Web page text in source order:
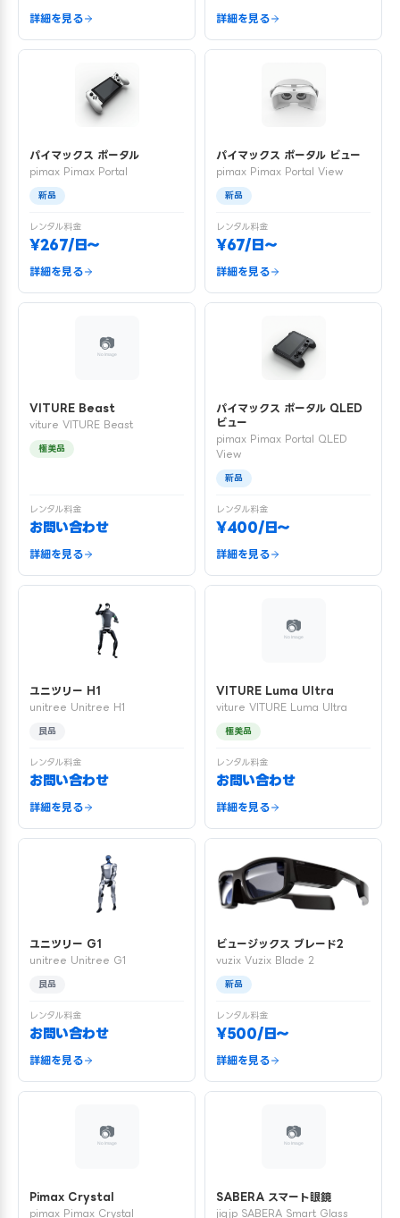
詳細を見る 詳細を見る
パイマックス ポータル
pimax Pimax Portal
新品
レンタル料金
¥267/日〜
詳細を見る
パイマックス ポータル ビュー
pimax Pimax Portal View
新品
レンタル料金
¥67/日〜
詳細を見る
VITURE Beast
viture VITURE Beast
極美品
レンタル料金
お問い合わせ
詳細を見る
パイマックス ポータル QLED
ビュー
pimax Pimax Portal QLED
View
新品
レンタル料金
¥400/日〜
詳細を見る
ユニツリー H1
unitree Unitree H1
良品
レンタル料金
お問い合わせ
詳細を見る
VITURE Luma Ultra
viture VITURE Luma Ultra
極美品
レンタル料金
お問い合わせ
詳細を見る
ユニツリー G1
unitree Unitree G1
良品
レンタル料金
お問い合わせ
詳細を見る
ビュージックス ブレード2
vuzix Vuzix Blade 2
新品
レンタル料金
¥500/日〜
詳細を見る
Pimax Crystal
pimax Pimax Crystal
SABERA スマート眼鏡
jigjp SABERA Smart Glass